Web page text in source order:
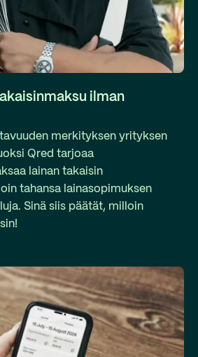
ilman
merkityksen yrityksen
Qred tarjoaa
lainan takaisin
tahansa lainasopimuksen
Sinä siis päätät, milloin